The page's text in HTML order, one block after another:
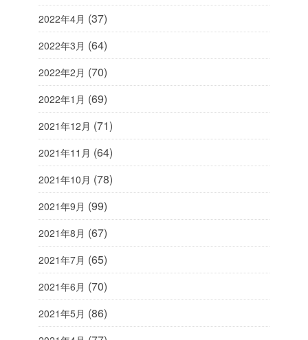
2022年4月 (37)
2022年3月 (64)
2022年2月 (70)
2022年1月 (69)
2021年12月 (71)
2021年11月 (64)
2021年10月 (78)
2021年9月 (99)
2021年8月 (67)
2021年7月 (65)
2021年6月 (70)
2021年5月 (86)